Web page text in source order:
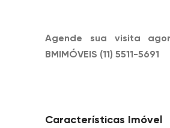
Agende sua visita
BMIMÓVEIS (11) 5511-5691
Características Imóvel